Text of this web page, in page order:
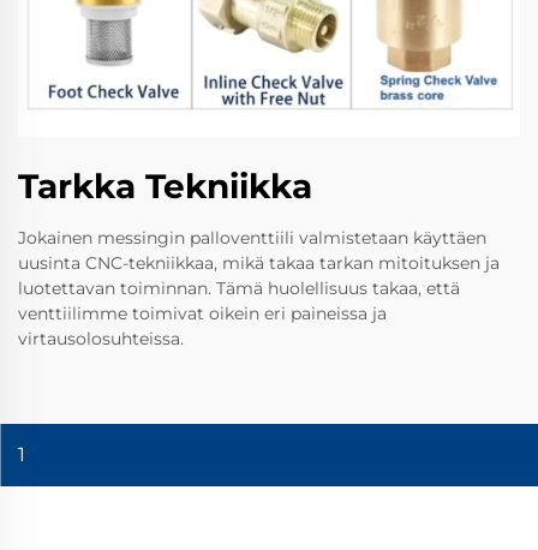
Tarkka Tekniikka
Jokainen messingin palloventtiili valmistetaan käyttäen
uusinta CNC-tekniikkaa, mikä takaa tarkan mitoituksen ja
luotettavan toiminnan. Tämä huolellisuus takaa, että
venttiilimme toimivat oikein eri paineissa ja
virtausolosuhteissa.
1